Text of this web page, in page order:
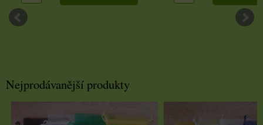
Nejprodávanější produkty